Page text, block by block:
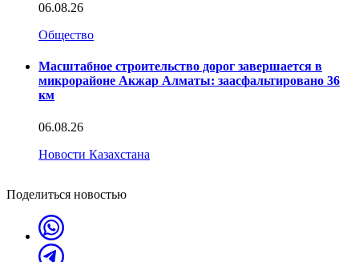
06.08.26
Общество
Масштабное строительство дорог завершается в
микрорайоне Акжар Алматы: заасфальтировано 36
км
06.08.26
Новости Казахстана
Поделиться новостью